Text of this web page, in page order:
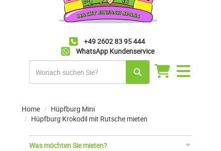
+49 2602 83 95 444
WhatsApp Kundenservice
Navigation
umschalten
Home
Hüpfburg Mini
Hüpfburg Krokodil mit Rutsche mieten
Was möchten Sie mieten?